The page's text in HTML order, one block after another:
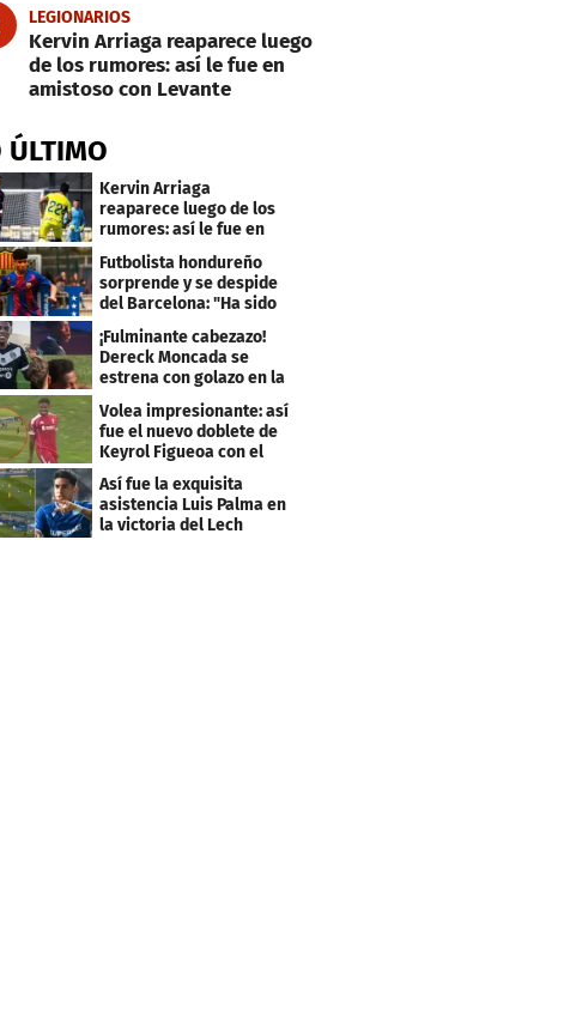
LEGIONARIOS
Kervin Arriaga reaparece luego
de los rumores: así le fue en
amistoso con Levante
ÚLTIMO
Kervin Arriaga
reaparece luego de los
rumores: así le fue en
amistoso con Levante
Futbolista hondureño
sorprende y se despide
del Barcelona: "Ha sido
un orgullo"
¡Fulminante cabezazo!
Dereck Moncada se
estrena con golazo en la
Liga de Suiza
Volea impresionante: así
fue el nuevo doblete de
Keyrol Figueoa con el
Liverpool
Así fue la exquisita
asistencia Luis Palma en
la victoria del Lech